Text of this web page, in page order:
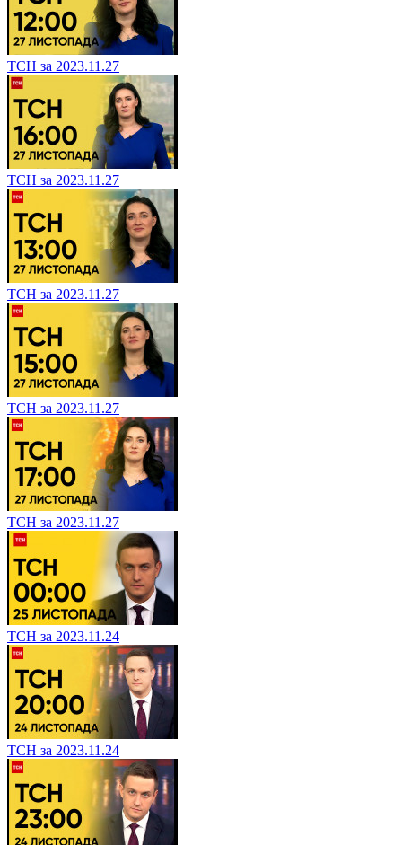
ТСН за 2023.11.27
ТСН за 2023.11.27
ТСН за 2023.11.27
ТСН за 2023.11.27
ТСН за 2023.11.27
ТСН за 2023.11.24
ТСН за 2023.11.24